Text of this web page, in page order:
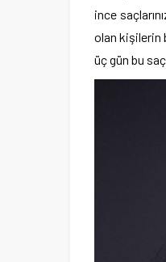
ince
olan kişilerin
üç gün bu